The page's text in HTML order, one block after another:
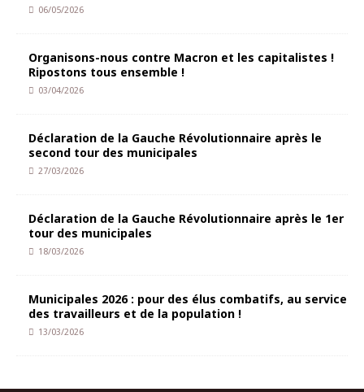
06/05/2026
Organisons-nous contre Macron et les capitalistes !
Ripostons tous ensemble !
03/04/2026
Déclaration de la Gauche Révolutionnaire après le
second tour des municipales
27/03/2026
Déclaration de la Gauche Révolutionnaire après le 1er
tour des municipales
18/03/2026
Municipales 2026 : pour des élus combatifs, au service
des travailleurs et de la population !
13/03/2026